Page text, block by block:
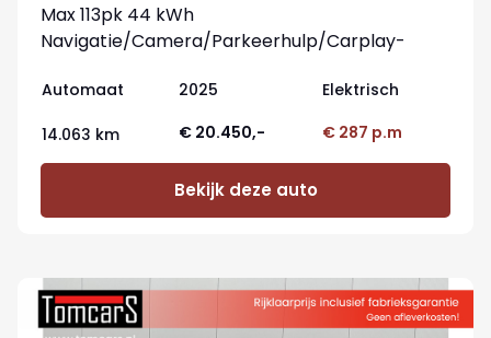
Max 113pk 44 kWh
Navigatie/Camera/Parkeerhulp/Carplay-
Automaat 2025 Elektrisch
14.063 km € 20.450,- € 287 p.m
Bekijk deze auto